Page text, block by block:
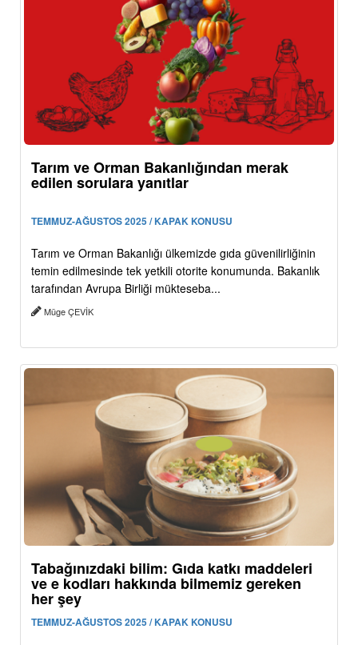
Tarım ve Orman Bakanlığından merak
edilen sorulara yanıtlar
TEMMUZ-AĞUSTOS 2025 / KAPAK KONUSU
Tarım ve Orman Bakanlığı ülkemizde gıda güvenilirliğinin
temin edilmesinde tek yetkili otorite konumunda. Bakanlık
tarafından Avrupa Birliği mükteseba...
Müge ÇEVİK
Tabağınızdaki bilim: Gıda katkı maddeleri
ve e kodları hakkında bilmemiz gereken
her şey
TEMMUZ-AĞUSTOS 2025 / KAPAK KONUSU